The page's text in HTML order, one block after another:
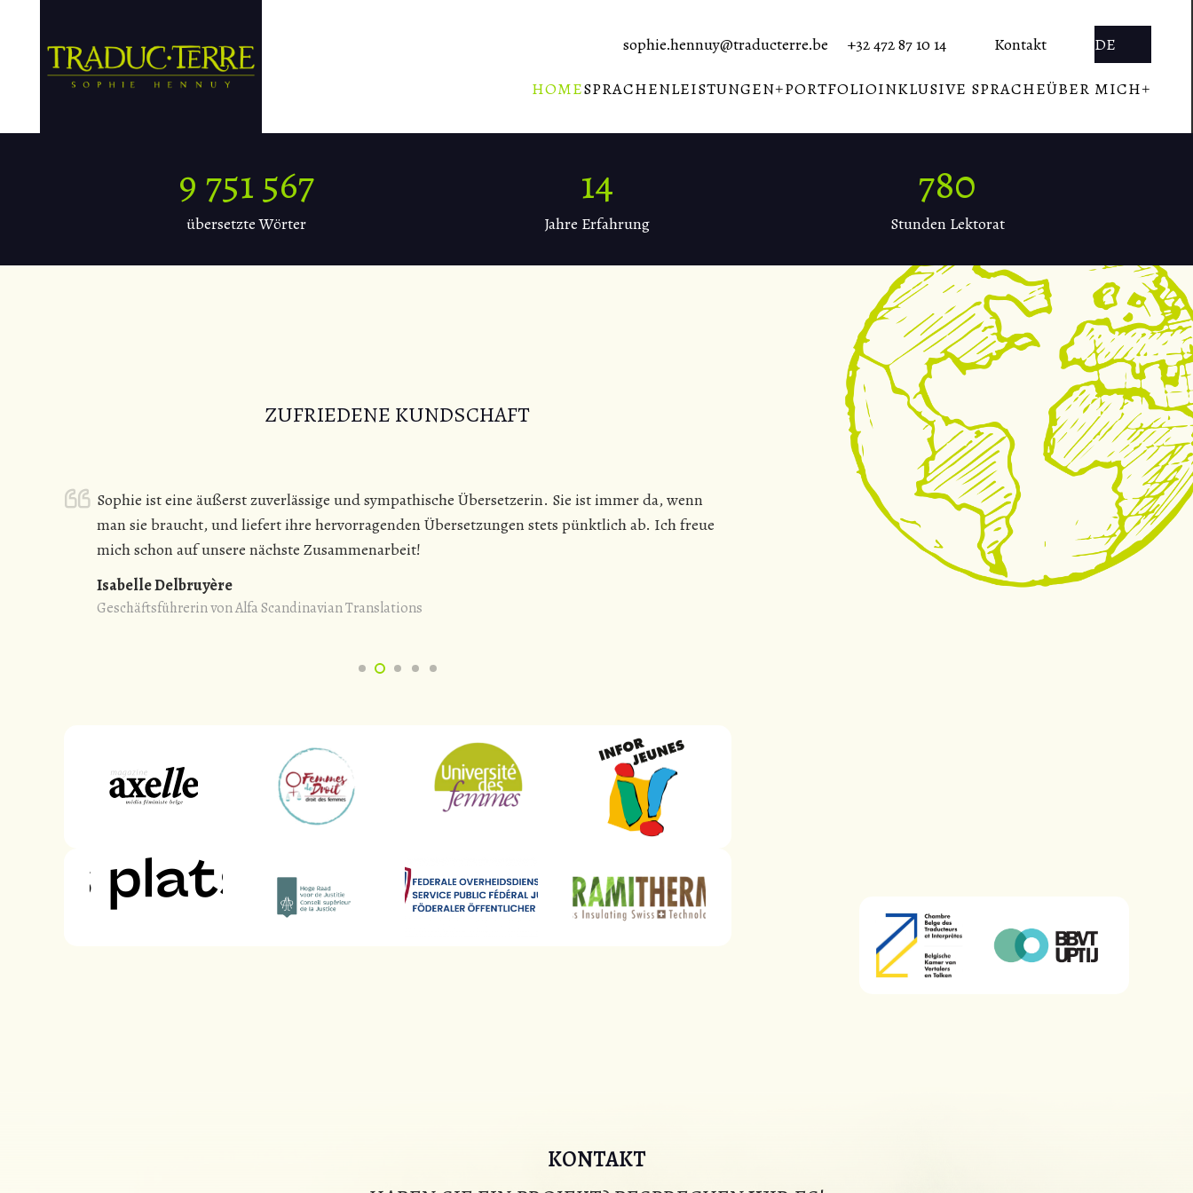
sophie.hennuy@traducterre.be +32 472 87 10 14 Kontakt DE
HOMESPRACHENLEISTUNGEN PORTFOLIOINKLUSIVE SPRACHEÜBER MICH
9 999 062
übersetzte Wörter
15
Jahre Erfahrung
800
Stunden Lektorat
ZUFRIEDENE KUNDSCHAFT
Sophie ist eine äußerst zuverlässige und sympathische Übersetzerin. Sie ist immer da, wenn
man sie braucht, und liefert ihre hervorragenden Übersetzungen stets pünktlich ab. Ich freue
mich schon auf unsere nächste Zusammenarbeit!
Isabelle Delbruyère
Geschäftsführerin von Alfa Scandinavian Translations
Ich arbeite regelmäßig mit Sophie zusammen. Ihre
Pünktlichkeit und ihre sympathische Art machen die
Ich betraue sie ohne zu zögern mit Texten unterschiedlichster
als auch ich selbst sind mit dem Ergebnis immer höchst
KONTAKT